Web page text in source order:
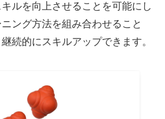
ルを向上させることを可能にし
ング方法を組み合わせること
続的にスキルアップできます。